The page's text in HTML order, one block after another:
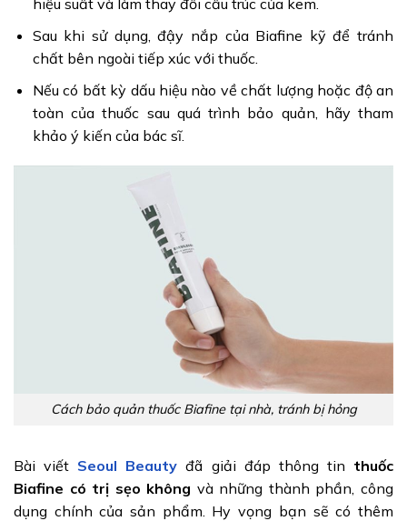
hiệu suất và làm thay đổi cấu trúc của kem.
Sau khi sử dụng, đậy nắp của Biafine kỹ để tránh
chất bên ngoài tiếp xúc với thuốc.
Nếu có bất kỳ dấu hiệu nào về chất lượng hoặc độ an
toàn của thuốc sau quá trình bảo quản, hãy tham
khảo ý kiến của bác sĩ.
Cách bảo quản thuốc Biafine tại nhà, tránh bị hỏng
Bài viết Seoul Beauty đã giải đáp thông tin thuốc
Biafine có trị sẹo không và những thành phần, công
dụng chính của sản phẩm. Hy vọng bạn sẽ có thêm